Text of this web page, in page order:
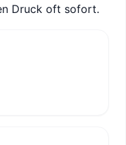
Druck oft sofort.